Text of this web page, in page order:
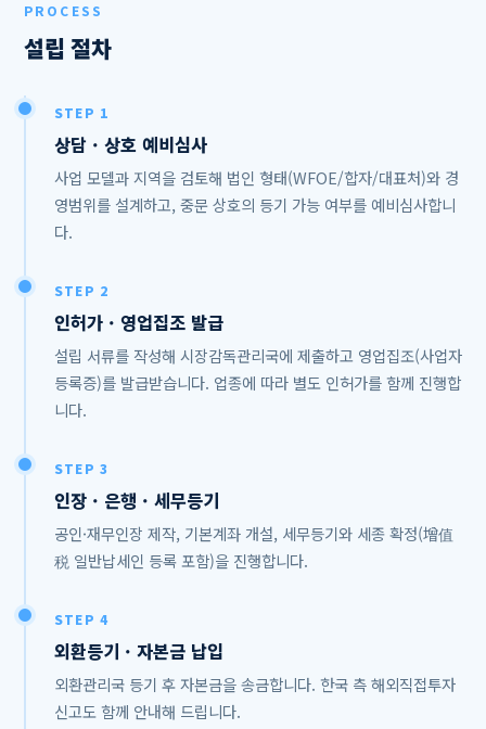
PROCESS
설립 절차
STEP 1
상담 · 상호 예비심사
사업 모델과 지역을 검토해 법인 형태(WFOE/합자/대표처)와 경
영범위를 설계하고, 중문 상호의 등기 가능 여부를 예비심사합니
다.
STEP 2
인허가 · 영업집조 발급
설립 서류를 작성해 시장감독관리국에 제출하고 영업집조(사업자
등록증)를 발급받습니다. 업종에 따라 별도 인허가를 함께 진행합
니다.
STEP 3
인장 · 은행 · 세무등기
공인·재무인장 제작, 기본계좌 개설, 세무등기와 세종 확정(增值
税 일반납세인 등록 포함)을 진행합니다.
STEP 4
외환등기 · 자본금 납입
외환관리국 등기 후 자본금을 송금합니다. 한국 측 해외직접투자
신고도 함께 안내해 드립니다.